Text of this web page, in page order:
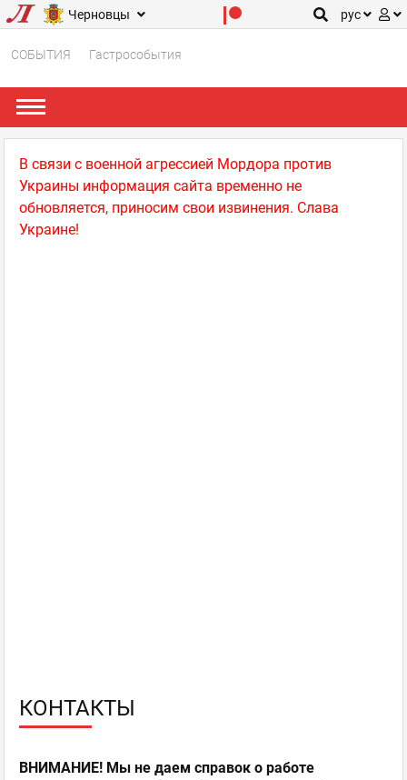
Черновцы рус
СОБЫТИЯ Гастрособытия
В связи с военной агрессией Мордора против
Украины информация сайта временно не
обновляется, приносим свои извинения. Слава
Украине!
КОНТАКТЫ
ВНИМАНИЕ! Мы не даем справок о работе